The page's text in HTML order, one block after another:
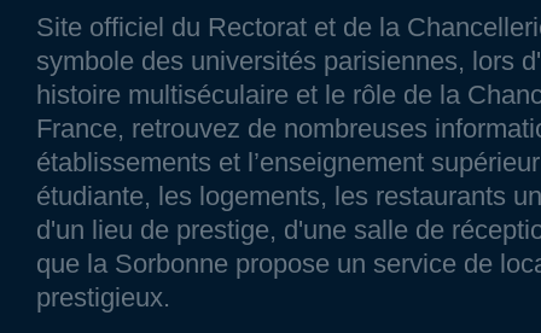
Site officiel du Rectorat et de la
symbole des universités parisiennes, lors
histoire multiséculaire et le rôle de la
France, retrouvez de nombreuses
établissements et l’enseignement
étudiante, les logements, les restaurants
d'un lieu de prestige, d'une salle de
que la Sorbonne propose un service de
prestigieux.